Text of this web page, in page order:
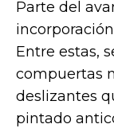
Parte del
Entre estas,
compuertas
deslizantes
pintado